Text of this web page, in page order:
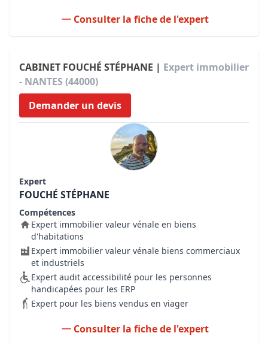
Consulter la fiche de l'expert
CABINET FOUCHÉ STÉPHANE | Expert immobilier
- NANTES (44000)
Demander un devis
Expert
FOUCHÉ STÉPHANE
Compétences
Expert immobilier valeur vénale en biens
d'habitations
Expert immobilier valeur vénale biens commerciaux
et industriels
Expert audit accessibilité pour les personnes
handicapées pour les ERP
Expert pour les biens vendus en viager
Consulter la fiche de l'expert